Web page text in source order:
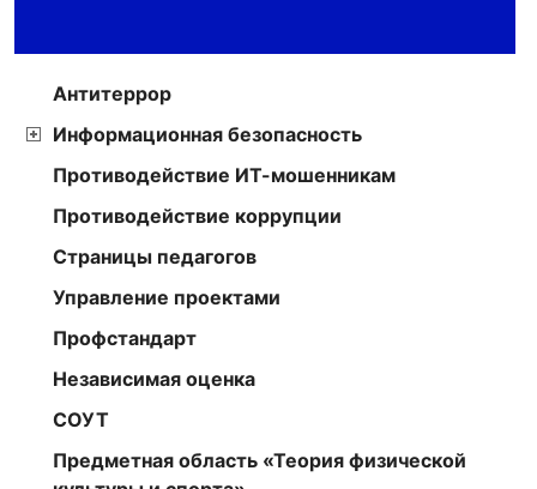
Антитеррор
Информационная безопасность
Противодействие ИТ-мошенникам
Противодействие коррупции
Страницы педагогов
Управление проектами
Профстандарт
Независимая оценка
СОУТ
Предметная область «Теория физической